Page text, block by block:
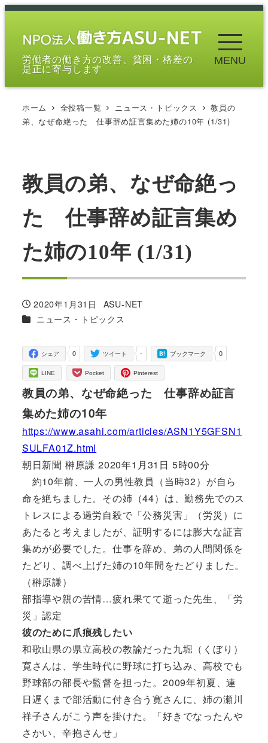
メ
労働者の働き方の改善、貧困・格差の
是正に寄与します
MENU
ホーム 全投稿一覧 ニュース・トピックス
教員の
弟、なぜ命絶った 仕事辞め証言集めた姉の10年 (1/31)
教員の弟、なぜ命絶っ
た 仕事辞め証言集め
た姉の10年 (1/31)
投稿日
2020年1月31日
著
者
ASU-NET
カテゴリー
ニュース・トピックス
0
シェア -
ツイート 0
ブックマーク
LINE Pocket Pinterest
教員の弟、なぜ命絶った 仕事辞め証言
集めた姉の10年
https://www.asahi.com/articles/ASN1Y5GFSN1
SULFA01Z.html
朝日新聞 榊原謙 2020年1月31日 5時00分
約10年前、一人の男性教員（当時32）が自ら
命を絶ちました。その姉（44）は、勤務先でのス
トレスによる過労自殺で「公務災害」（労災）に
あたると考えましたが、証明するには膨大な証言
集めが必要でした。仕事を辞め、弟の人間関係を
たどり、調べ上げた姉の10年間をたどりました。
（榊原謙）
部指導や親の苦情…疲れ果てて逝った先生、「労
災」認定
彼のために爪痕残したい
和歌山県の県立高校の教諭だった九堀（くぼり）
寛さんは、学生時代に野球に打ち込み、高校でも
野球部の部長や監督を担った。2009年初夏、連
日遅くまで部活動に付き合う寛さんに、姉の瀬川
祥子さんがこう声を掛けた。「好きでなったんや
さかい、辛抱さんせ」